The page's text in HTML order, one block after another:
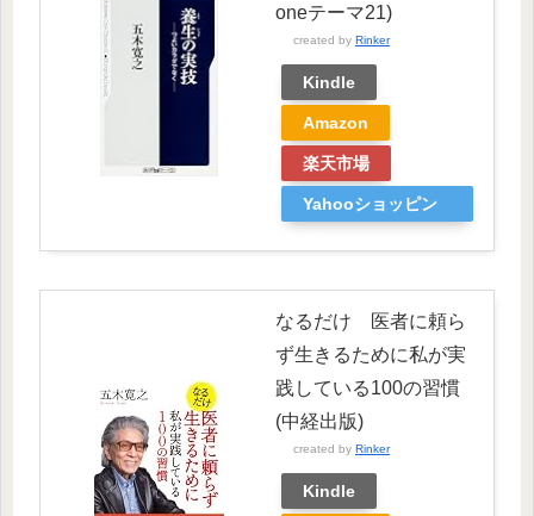
oneテーマ21)
created by Rinker
Kindle
Amazon
楽天市場
Yahooショッピン
なるだけ 医者に頼ら
ず生きるために私が実
践している100の習慣
(中経出版)
created by Rinker
Kindle